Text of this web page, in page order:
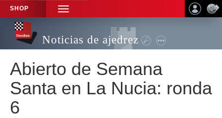
SHOP
TOGGLE
NAVIGATION
Noticias de ajedrez
Abierto de Semana
Santa en La Nucia: ronda
6